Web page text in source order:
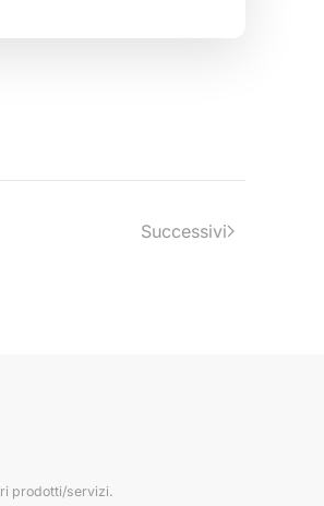
Successivi
prodotti/servizi.